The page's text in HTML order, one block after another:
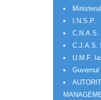
I.N.S.P.
C.N.A.S.
C.J.A.S.
U.M.F.
Guvernul